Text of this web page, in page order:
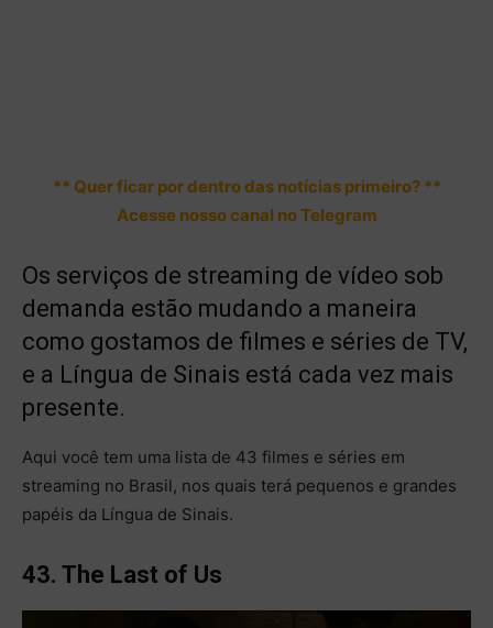
** Quer ficar por dentro das notícias primeiro? **
Acesse nosso canal no Telegram
Os serviços de streaming de vídeo sob
demanda estão mudando a maneira
como gostamos de filmes e séries de TV,
e a Língua de Sinais está cada vez mais
presente.
Aqui você tem uma lista de 43 filmes e séries em
streaming no Brasil, nos quais terá pequenos e grandes
papéis da Língua de Sinais.
43. The Last of Us